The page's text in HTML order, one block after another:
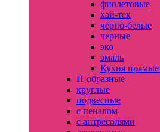
фиолетовые
хай-тек
черно-белые
черные
эко
эмаль
Кухня
П-образные
круглые
подвесные
с пеналом
с антресолями